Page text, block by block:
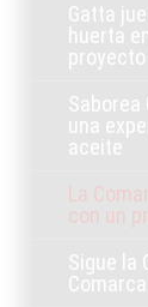
Gatta
huerta
una
aceite
La
con un
Sigue la